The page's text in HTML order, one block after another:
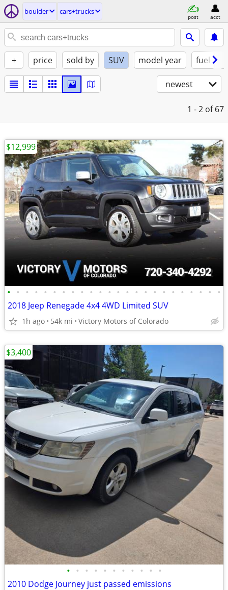
boulder cars+trucks
post acct
+ price sold by SUV model year fuel
newest
1 - 2 of 67
• • • • • • • • • • • • • • • • • • • • • • • •
2018 Jeep Renegade 4x4 4WD Limited SUV
1h ago 54k mi Victory Motors of Colorado
$12,999
• • • • • • • • • • •
2010 Dodge Journey just passed emissions
$3,400